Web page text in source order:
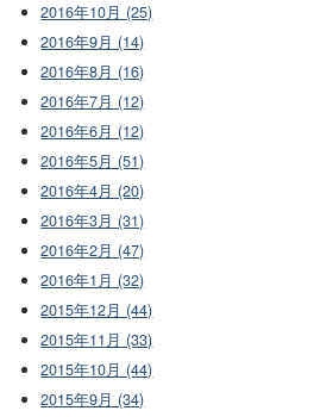
2016年10月 (25)
2016年9月 (14)
2016年8月 (16)
2016年7月 (12)
2016年6月 (12)
2016年5月 (51)
2016年4月 (20)
2016年3月 (31)
2016年2月 (47)
2016年1月 (32)
2015年12月 (44)
2015年11月 (33)
2015年10月 (44)
2015年9月 (34)